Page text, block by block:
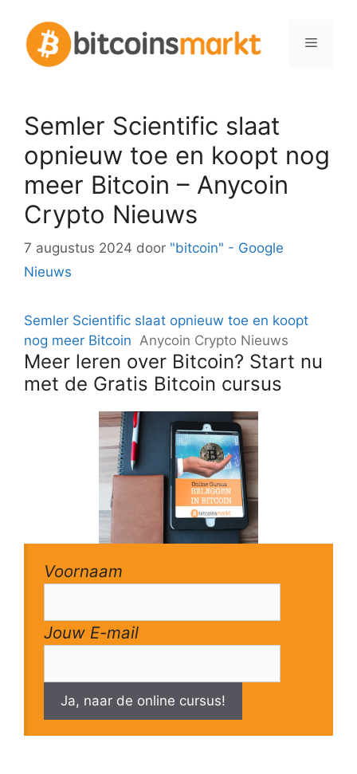
inhoud
Menu
Semler Scientific slaat
opnieuw toe en koopt nog
meer Bitcoin – Anycoin
Crypto Nieuws
7 augustus 2024 door "bitcoin" - Google
Nieuws
Semler Scientific slaat opnieuw toe en koopt
nog meer Bitcoin Anycoin Crypto Nieuws
Meer leren over Bitcoin? Start nu
met de Gratis Bitcoin cursus
Voornaam
Jouw E-mail
Ja, naar de online cursus!